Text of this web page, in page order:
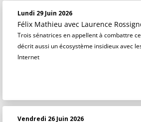
Lundi 29 Juin 2026
Félix Mathieu avec Laurence
Trois sénatrices en appellent à combattre
décrit aussi un écosystème insidieux avec
Internet
Vendredi 26 Juin 2026